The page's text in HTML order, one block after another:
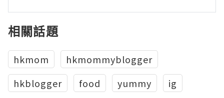
相關話題
hkmom
hkmommyblogger
hkblogger
food yummy ig